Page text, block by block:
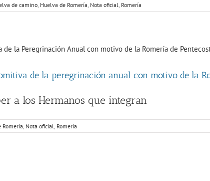
de camino, Huelva de Romería, Nota oficial, Romería
de la peregrinación anual con motivo de la
a los Hermanos que integran
Romería, Nota oficial, Romería